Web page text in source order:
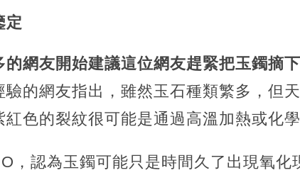
定
網友開始建議這位網友趕緊把玉鐲摘
驗的網友指出，雖然玉石種類繁多，但
色的裂紋很可能是通過高溫加熱或化學
，認為玉鐲可能只是時間久了出現氧化